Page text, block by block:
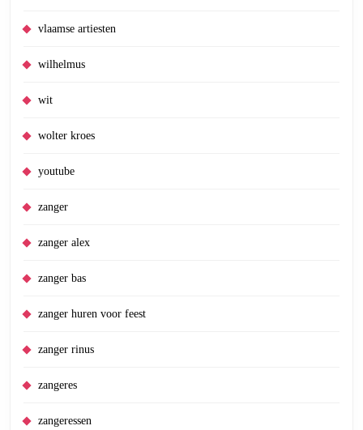
vlaamse artiesten
wilhelmus
wit
wolter kroes
youtube
zanger
zanger alex
zanger bas
zanger huren voor feest
zanger rinus
zangeres
zangeressen